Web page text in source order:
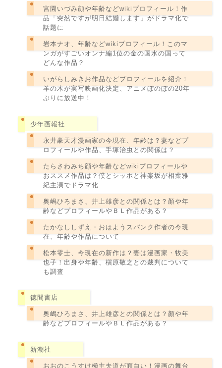
宮園いづみ顔や年齢などwikiプロフィール！作
品「突然ですが明日結婚します」がドラマ化で
話題に
岩本ナオ、年齢などwikiプロフィール！このマ
ンガがすごいオンナ編1位の金の国水の国って
どんな作品？
いがらしみきお作品などプロフィールを紹介！
羊の木が実写映画化決定、アニメぼのぼの20年
ぶりに放送中！
少年画報社
永井豪天才漫画家の今現在、年齢は？妻などプ
ロフィールや作品、手塚治虫との関係は？
たらさわみち顔や年齢などwikiプロフィールや
おススメ作品は？僕とシッポと神楽坂が相葉雅
紀主演でドラマ化
奥嶋ひろまさ、井上雄彦との関係とは？顏や年
齢などプロフィールやＢＬ作品がある？
たかなししずえ・おはようスパンク作者の今現
在、年齢や作品について
松本零士、今現在の新作は？妻は漫画家・牧美
也子！出身や年齢、槇原敬之との裁判について
も調査
徳間書店
奥嶋ひろまさ、井上雄彦との関係とは？顏や年
齢などプロフィールやＢＬ作品がある？
新潮社
おおのこうすけ極主夫道が面白い！漫画の舞台